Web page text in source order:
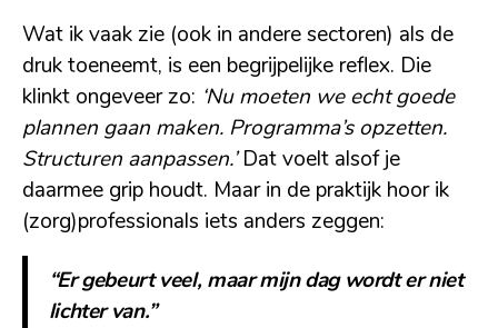
Wat ik vaak zie (ook in andere sectoren) als de
druk toeneemt, is een begrijpelijke reflex. Die
klinkt ongeveer zo: ‘Nu moeten we echt goede
plannen gaan maken. Programma’s opzetten.
Structuren aanpassen.’Dat voelt alsof je
daarmee grip houdt. Maar in de praktijk hoor ik
(zorg)professionals iets anders zeggen:
“Er gebeurt veel, maar mijn dag wordt er niet
lichter van.”